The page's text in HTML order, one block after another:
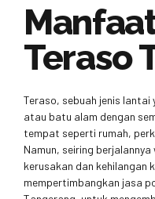
Teraso
Teraso, sebuah jenis
atau batu alam dengan
tempat seperti rumah,
Namun, seiring
kerusakan dan kehilangan
mempertimbangkan jasa